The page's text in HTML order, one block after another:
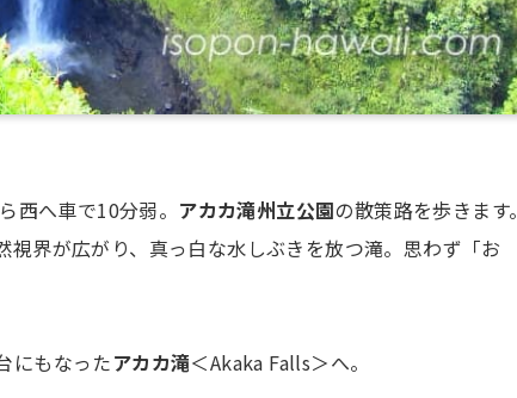
西へ車で10分弱。 アカカ滝州立公園の散策路を歩きます。
界が広がり、真っ白な水しぶきを放つ滝。思わず「お
にもなったアカカ滝＜Akaka Falls＞へ。